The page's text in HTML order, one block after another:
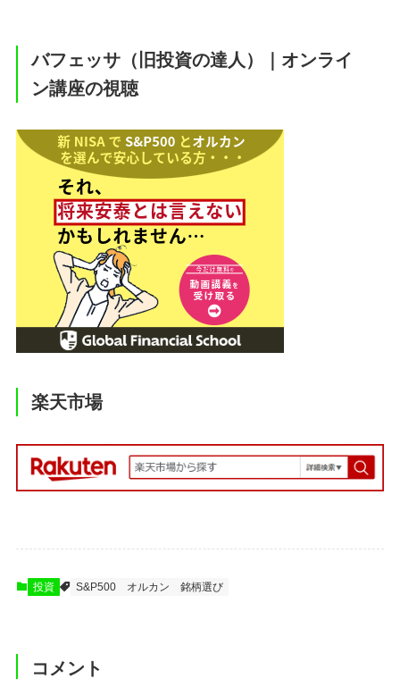
バフェッサ（旧投資の達人）｜オンライ
ン講座の視聴
楽天市場
投資 S&P500 オルカン 銘柄選び
コメント